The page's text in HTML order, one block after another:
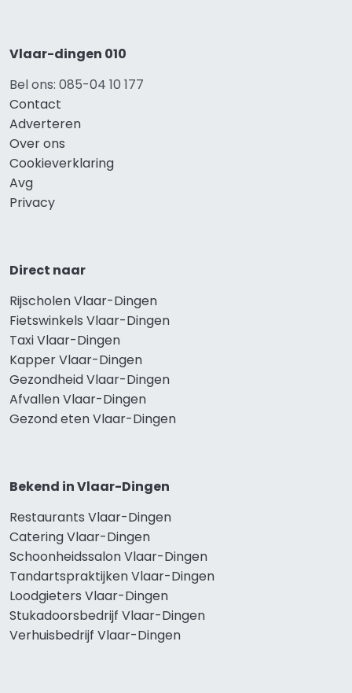
Vlaar-dingen 010
Bel ons: 085-04 10 177
Contact
Adverteren
Over ons
Cookieverklaring
Avg
Privacy
Direct naar
Rijscholen Vlaar-Dingen
Fietswinkels Vlaar-Dingen
Taxi Vlaar-Dingen
Kapper Vlaar-Dingen
Gezondheid Vlaar-Dingen
Afvallen Vlaar-Dingen
Gezond eten Vlaar-Dingen
Bekend in Vlaar-Dingen
Restaurants Vlaar-Dingen
Catering Vlaar-Dingen
Schoonheidssalon Vlaar-Dingen
Tandartspraktijken Vlaar-Dingen
Loodgieters Vlaar-Dingen
Stukadoorsbedrijf Vlaar-Dingen
Verhuisbedrijf Vlaar-Dingen